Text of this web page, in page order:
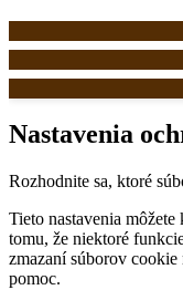
Nastavenia
Rozhodnite sa, ktoré
Tieto nastavenia
tomu, že niektoré
zmazaní súborov
pomoc.